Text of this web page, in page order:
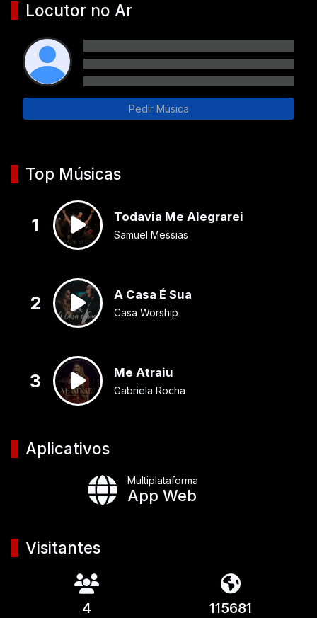
Locutor no Ar
Pedir Música
Top Músicas
1 Todavia Me Alegrarei
Samuel Messias
2 A Casa É Sua
Casa Worship
3 Me Atraiu
Gabriela Rocha
Aplicativos
Multiplataforma
App Web
Visitantes
4 115681